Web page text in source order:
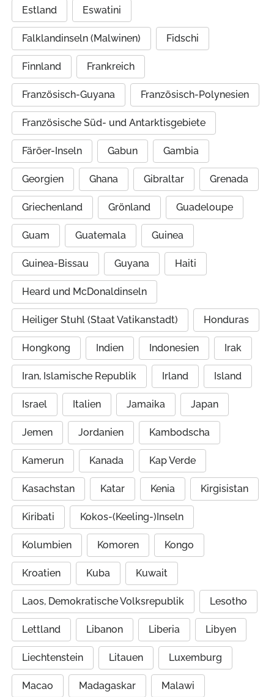
Estland Eswatini
Falklandinseln (Malwinen) Fidschi
Finnland Frankreich
Französisch-Guyana Französisch-Polynesien
Französische Süd- und Antarktisgebiete
Färöer-Inseln Gabun Gambia
Georgien Ghana Gibraltar Grenada
Griechenland Grönland Guadeloupe
Guam Guatemala Guinea
Guinea-Bissau Guyana Haiti
Heard und McDonaldinseln
Heiliger Stuhl (Staat Vatikanstadt) Honduras
Hongkong Indien Indonesien Irak
Iran, Islamische Republik Irland Island
Israel Italien Jamaika Japan
Jemen Jordanien Kambodscha
Kamerun Kanada Kap Verde
Kasachstan Katar Kenia Kirgisistan
Kiribati Kokos-(Keeling-)Inseln
Kolumbien Komoren Kongo
Kroatien Kuba Kuwait
Laos, Demokratische Volksrepublik Lesotho
Lettland Libanon Liberia Libyen
Liechtenstein Litauen Luxemburg
Macao Madagaskar Malawi